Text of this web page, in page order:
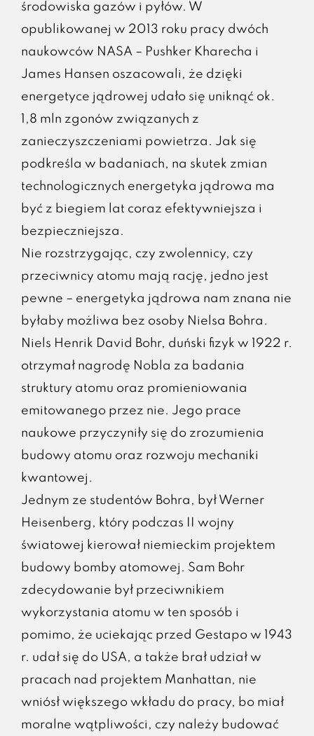
środowiska gazów i pyłów. W
opublikowanej w 2013 roku pracy dwóch
naukowców NASA – Pushker Kharecha i
James Hansen oszacowali, że dzięki
energetyce jądrowej udało się uniknąć ok.
1,8 mln zgonów związanych z
zanieczyszczeniami powietrza. Jak się
podkreśla w badaniach, na skutek zmian
technologicznych energetyka jądrowa ma
być z biegiem lat coraz efektywniejsza i
bezpieczniejsza.
Nie rozstrzygając, czy zwolennicy, czy
przeciwnicy atomu mają rację, jedno jest
pewne – energetyka jądrowa nam znana nie
byłaby możliwa bez osoby Nielsa Bohra.
Niels Henrik David Bohr, duński fizyk w 1922 r.
otrzymał nagrodę Nobla za badania
struktury atomu oraz promieniowania
emitowanego przez nie. Jego prace
naukowe przyczyniły się do zrozumienia
budowy atomu oraz rozwoju mechaniki
kwantowej.
Jednym ze studentów Bohra, był Werner
Heisenberg, który podczas II wojny
światowej kierował niemieckim projektem
budowy bomby atomowej. Sam Bohr
zdecydowanie był przeciwnikiem
wykorzystania atomu w ten sposób i
pomimo, że uciekając przed Gestapo w 1943
r. udał się do USA, a także brał udział w
pracach nad projektem Manhattan, nie
wniósł większego wkładu do pracy, bo miał
moralne wątpliwości, czy należy budować